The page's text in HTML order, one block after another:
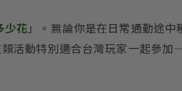
少花 」。無論你是在日常通勤途
活動特別適合台灣玩家一起參